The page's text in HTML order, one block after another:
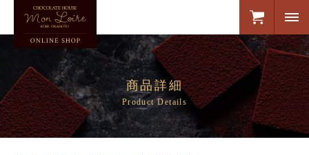
商品詳細
Product Details